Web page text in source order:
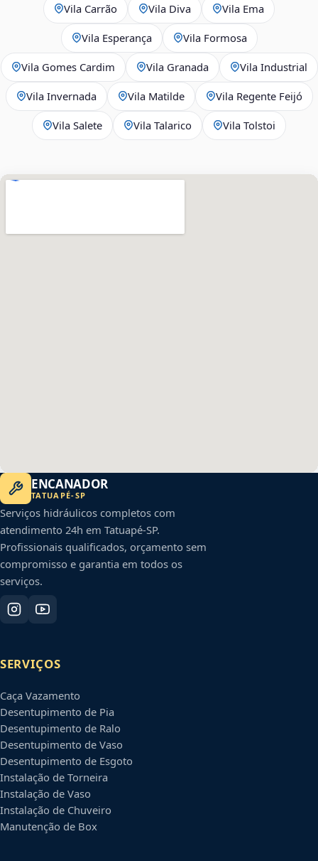
Vila Carrão Vila Diva Vila Ema
Vila Esperança Vila Formosa
Vila Gomes Cardim Vila Granada Vila Industrial
Vila Invernada Vila Matilde Vila Regente Feijó
Vila Salete Vila Talarico Vila Tolstoi
ENCANADOR
TATUAPÉ-SP
Serviços hidráulicos completos com
atendimento 24h em Tatuapé-SP.
Profissionais qualificados, orçamento sem
compromisso e garantia em todos os
serviços.
SERVIÇOS
Caça Vazamento
Desentupimento de Pia
Desentupimento de Ralo
Desentupimento de Vaso
Desentupimento de Esgoto
Instalação de Torneira
Instalação de Vaso
Instalação de Chuveiro
Manutenção de Box